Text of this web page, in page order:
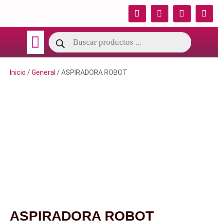
Inicio /General / ASPIRADORA ROBOT
ASPIRADORA ROBOT